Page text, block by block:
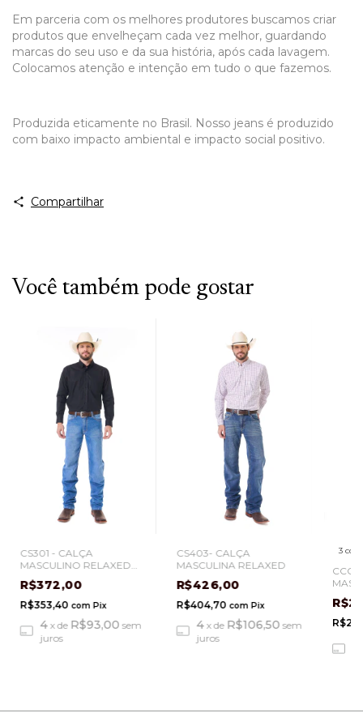
Em parceria com os melhores produtores buscamos criar
produtos que envelheçam cada vez melhor, guardando
marcas do seu uso e da sua história, após cada lavagem.
Colocamos atenção e intenção em tudo o que fazemos.
Produzida eticamente no Brasil. Nosso jeans é produzido
com baixo impacto ambiental e impacto social positivo.
Compartilhar
Você também pode gostar
CS301 - CALÇA
MASCULINO RELAXED
MEDIUM BLUE
R$372,00
R$353,40 com Pix
4 xde R$93,00 sem
juros
CS403- CALÇA
MASCULINA RELAXED
R$426,00
R$404,70 com Pix
4 xde R$106,50 sem
juros
3